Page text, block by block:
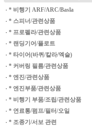
· * 비행기 ARF/ARC/Basla
· * 스피너/관련상품
· * 프로펠라/관련상품
· * 랜딩기어/플로트
· * 타이어(바퀴/칼라/엑슬)
· * 커버링 필름/관련상품
· * 엔진/관련상품
· * 엔진부품/관련상품
· * 비행기 부품/조립/관련상품
· * 연료통/펌프/필터/오일
· * 조종기/서보 관련